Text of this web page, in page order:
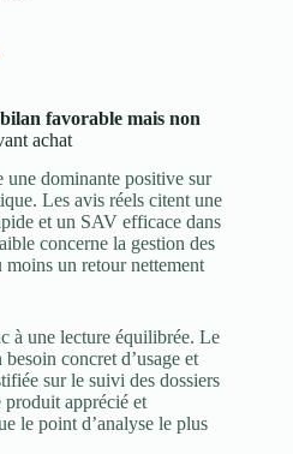
favorable mais non
achat
une dominante positive sur
Les avis réels citent une
et un SAV efficace dans
concerne la gestion des
moins un retour nettement
à une lecture équilibrée. Le
concret d’usage et
sur le suivi des dossiers
apprécié et
le point d’analyse le plus